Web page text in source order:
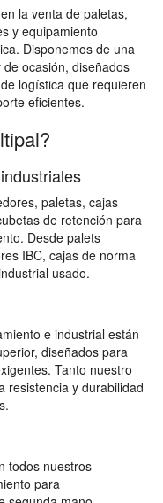
la venta de paletas,
y equipamiento
Disponemos de una
ocasión, diseñados
logística que requieren
eficientes.
paletas, cajas
de retención para
Desde palets
IBC, cajas de norma
usado.
e industrial están
diseñados para
Tanto nuestro
resistencia y durabilidad
todos nuestros
para